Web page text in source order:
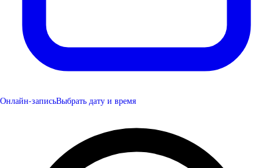
Онлайн-записьВыбрать дату и время